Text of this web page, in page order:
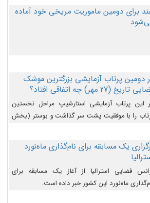
برای دومین ماموریت مریخی خود آماده
دومین پرتاب آزمایشی بزرگترین موشک
تاریخ (27 مهر‌) چه اتفاقی افتاد؟
این پرتاب آزمایشی استارشیپ مراحل نخستین
را با موفقیت پشت سر گذاشت و بوستر (بخش
را وارد مسیر از پیش تعیین‌شده کند و سپس با یک
جدید با موفقیت از آن جدا شود.
یک مسابقه برای نام‌گذاری ماه‌نورد
فضایی استرالیا از آغاز یک مسابقه برای
ماه‌نورد این کشور خبر داده است.